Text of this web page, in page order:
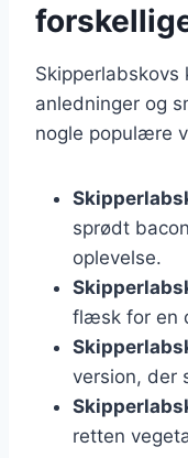
Skipperlabskovs
anledninger og
nogle populære
sprødt
oplevelse.
flæsk for en
version, der
retten